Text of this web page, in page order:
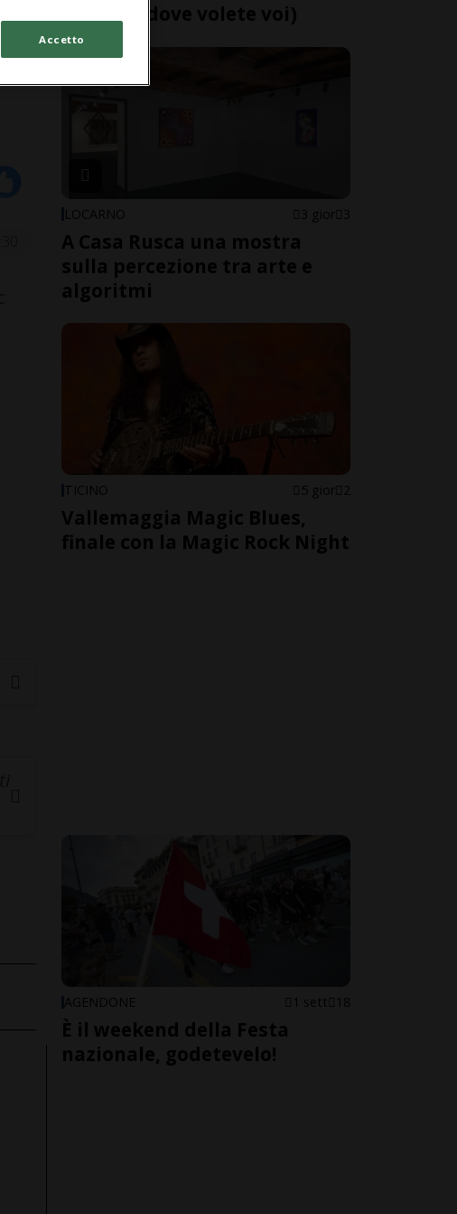
Pardo (o dove volete voi)
LOCARNO 3 gior 3
A Casa Rusca una mostra
sulla percezione tra arte e
algoritmi
TICINO 5 gior 2
Vallemaggia Magic Blues,
finale con la Magic Rock Night
AGENDONE 1 sett 18
È il weekend della Festa
nazionale, godetevelo!
Accetto